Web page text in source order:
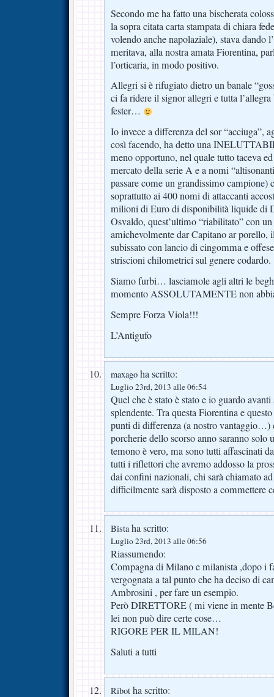
Secondo me ha fatto una bischerata
la sopra citata carta stampata di chiara
volendo anche napolaziale), stava dando
meritava, alla nostra amata Fiorentina,
l’orticaria, in modo positivo.
Allegri si è rifugiato dietro un banale
ci fa ridere il signor allegri e tutta
fester…
Io invece a differenza del sor “acciuga”,
così facendo, ha detto una
meno opportuno, nel quale tutto taceva
mercato della serie A e a nomi
passare come un grandissimo campione)
soprattutto ai 400 nomi di attaccanti
milioni di Euro di disponibilità liquide di
Osvaldo, quest’ultimo “riabilitato” con
amichevolmente dar Capitano ar porello,
subissato con lancio di cingomma e
striscioni chilometrici sul genere codardo.
Siamo furbi… lasciamole agli altri le
momento ASSOLUTAMENTE non
Sempre Forza Viola!!!
L’Antigufo
maxago ha scritto:
Luglio 23rd, 2013 alle 06:54
Quel che è stato è stato e io guardo
splendente. Tra questa Fiorentina e
punti di differenza (a nostro vantaggio…)
porcherie dello scorso anno saranno solo
temono è vero, ma sono tutti affascinati
tutti i riflettori che avremo addosso la
dai confini nazionali, chi sarà chiamato
difficilmente sarà disposto a commettere
Bistaha scritto:
Luglio 23rd, 2013 alle 06:56
Riassumendo:
Compagna di Milano e milanista ,dopo i
vergognata a tal punto che ha deciso di
Ambrosini , per fare un esempio.
Però DIRETTORE ( mi viene in mente
lei non può dire certe cose…
RIGORE PER IL MILAN!
Saluti a tutti
Ribot ha scritto: